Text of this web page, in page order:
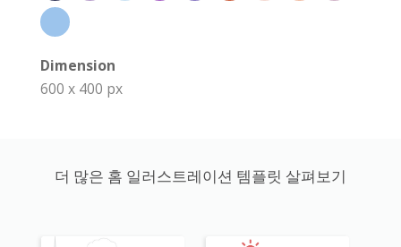
Dimension
600 x 400 px
더 많은 홈 일러스트레이션 템플릿 살펴보기